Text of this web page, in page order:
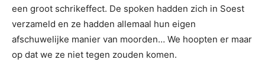
een groot schrikeffect. De spoken hadden zich in Soest
verzameld en ze hadden allemaal hun eigen
afschuwelijke manier van moorden… We hoopten er maar
op dat we ze niet tegen zouden komen.